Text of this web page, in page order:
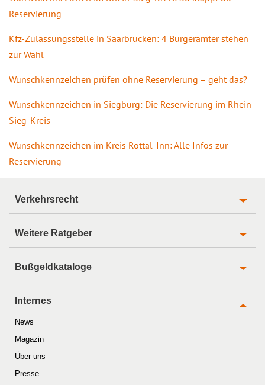
Reservierung
Kfz-Zulassungsstelle in Saarbrücken: 4 Bürgerämter stehen
zur Wahl
Wunschkennzeichen prüfen ohne Reservierung – geht das?
Wunschkennzeichen in Siegburg: Die Reservierung im Rhein-
Sieg-Kreis
Wunschkennzeichen im Kreis Rottal-Inn: Alle Infos zur
Reservierung
Verkehrsrecht
Weitere Ratgeber
Bußgeldkataloge
Internes
News
Magazin
Über uns
Presse